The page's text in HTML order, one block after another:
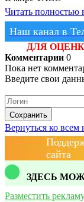
Читать полностью
Наш канал в
ДЛЯ
Комментарии 0
Пока нет
Введите свои
Сохранить
Вернуться ко всем
сайта
ЗДЕСЬ
Разместить